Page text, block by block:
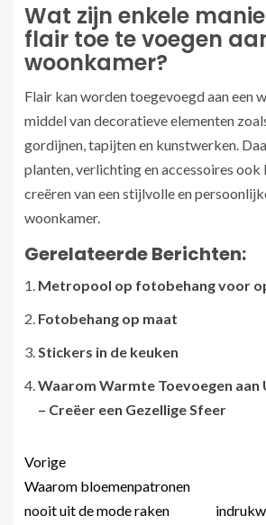
Wat zijn enkele
flair toe te voegen
woonkamer?
Flair kan worden toegevoegd aan een
middel van decoratieve elementen
gordijnen, tapijten en kunstwerken.
planten, verlichting en accessoires ook
creëren van een stijlvolle en
woonkamer.
Gerelateerde Berichten:
Metropool op fotobehang voor
Fotobehang op maat
Stickers in de keuken
Waarom Warmte Toevoegen
– Creëer een Gezellige Sfeer
Vorige
Waarom bloemenpatronen
nooit uit de mode raken